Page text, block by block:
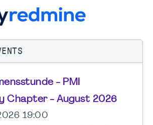
- PMI
Chapter - August 2026
19:00